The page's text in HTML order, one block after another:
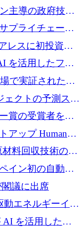
主導の政府技術
オを拡大し ETG
プライチェーン
ドルを確保
レスに初投資、
ユーロを拠出
を活用したファ
ス プラットフォ
ードを調達
で実証された防
万ユーロの欧州
ェクトの予測スタ
クセラレータか
賞の受賞者を紹
アップ Humanoid
ルで評価額 13 億
材料回収技術の拡
イン初の自動木
助金4,800万ユ
議に出席
動エネルギーイン
調達
AI を活用したイ